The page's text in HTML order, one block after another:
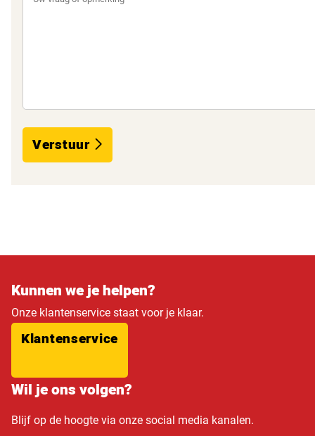
Verstuur
Kunnen we je helpen?
Onze klantenservice staat voor je klaar.
Klantenservice
Wil je ons volgen?
Blijf op de hoogte via onze social media kanalen.